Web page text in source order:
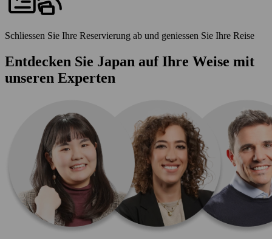
Schliessen Sie Ihre Reservierung ab und geniessen Sie Ihre Reise
Entdecken Sie Japan auf Ihre Weise mit
unseren Experten